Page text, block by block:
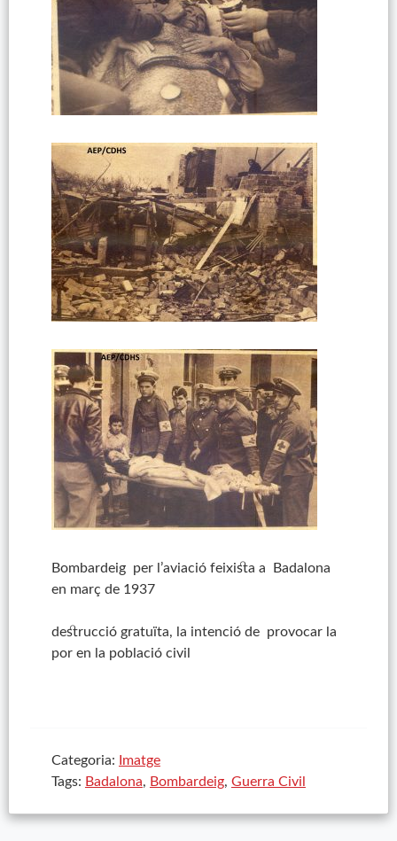
Bombardeig per l’aviació feixista a Badalona
en març de 1937
destrucció gratuïta, la intenció de provocar la
por en la població civil
Categoria:
Imatge
Tags: Badalona, Bombardeig, Guerra Civil